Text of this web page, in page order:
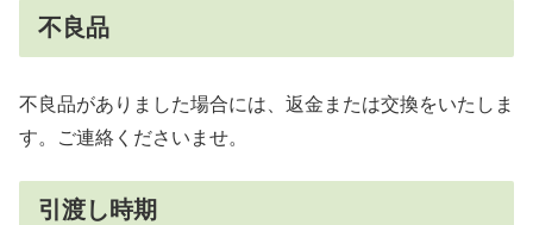
不良品
不良品がありました場合には、返金または交換をいたしま
す。ご連絡くださいませ。
引渡し時期